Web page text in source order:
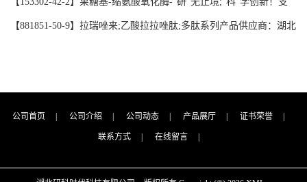
证；支持定制；检测图谱；MSDS等技术支持！-业务咨询联系-王菲
持三方验证；支持定制；MSDS等技术支持！
【881851-50-9】拉瑞唑来;乙酸拉拉唑肽;多肽系列产品供应商：湖北
公司首页 | 公司介绍 | 公司动态 | 产品展厅 | 证书荣誉 |
联系方式 | 在线留言 |